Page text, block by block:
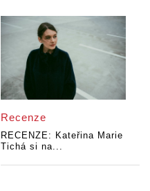
Recenze
RECENZE: Kateřina Marie
Tichá si na...